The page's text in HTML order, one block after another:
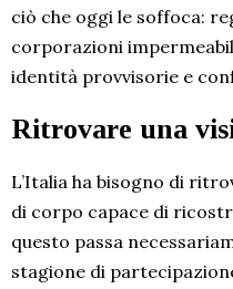
ciò che oggi le soffoca:
corporazioni
identità provvisorie e
Ritrovare una
L’Italia ha bisogno di
di corpo capace di
questo passa
stagione di